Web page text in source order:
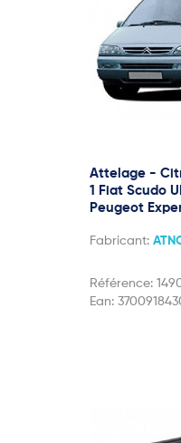
Attelage -
1 Fiat Scudo
Peugeot
Fabricant:
Référence:
Ean: